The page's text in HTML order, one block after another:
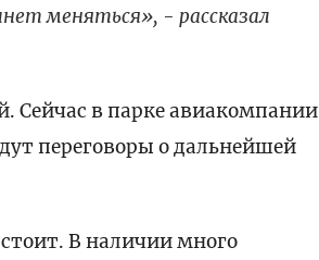
меняться», - рассказал
Сейчас в парке авиакомпании
переговоры о дальнейшей
В наличии много